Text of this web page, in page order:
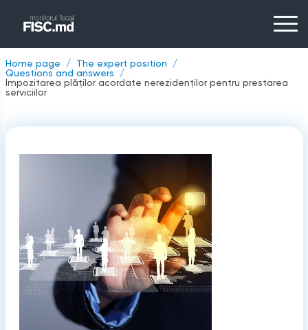
Home page
The expert position
Questions and answers
Impozitarea plăților acordate nerezidenților pentru prestarea
serviciilor